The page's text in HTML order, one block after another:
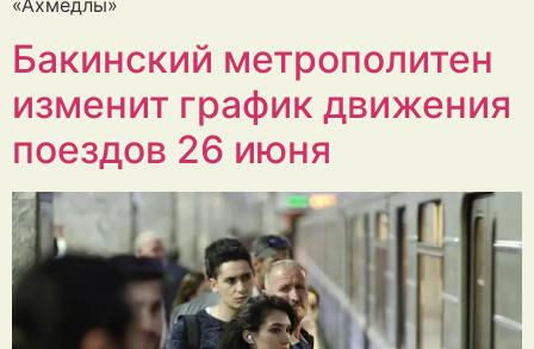
«Ахмедлы»
Бакинский метрополитен
изменит график движения
поездов 26 июня